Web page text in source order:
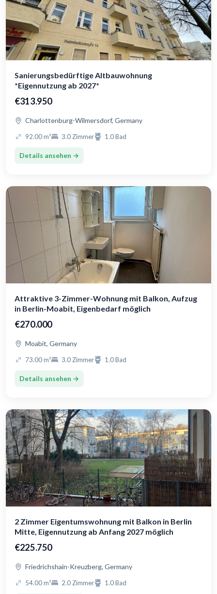
Sanierungsbedürftige Altbauwohnung
*Eigennutzung ab 2027*
€313.950
Charlottenburg-Wilmersdorf, Germany
92.00 m² 3.0 Zimmer 1.0 Bad
Details ansehen →
Attraktive 3-Zimmer-Wohnung mit Balkon, Aufzug
in Berlin-Moabit, Eigenbedarf möglich
€270.000
Moabit, Germany
73.00 m² 3.0 Zimmer 1.0 Bad
Details ansehen →
2 Zimmer Eigentumswohnung mit Balkon in Berlin
Mitte, Eigennutzung ab Anfang 2027 möglich
€225.750
Friedrichshain-Kreuzberg, Germany
54.00 m² 2.0 Zimmer 1.0 Bad